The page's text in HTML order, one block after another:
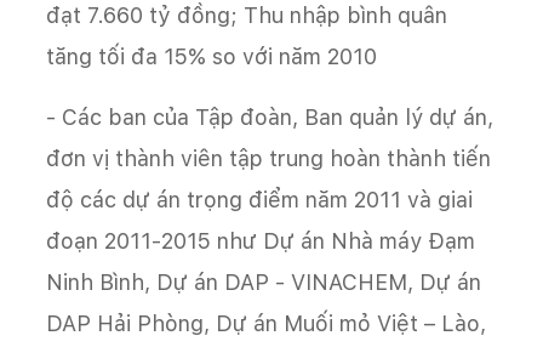
đạt 7.660 tỷ đồng; Thu nhập bình quân
tăng tối đa 15% so với năm 2010
- Các ban của Tập đoàn, Ban quản lý dự án,
đơn vị thành viên tập trung hoàn thành tiến
độ các dự án trọng điểm năm 2011 và giai
đoạn 2011-2015 như Dự án Nhà máy Đạm
Ninh Bình, Dự án DAP - VINACHEM, Dự án
DAP Hải Phòng, Dự án Muối mỏ Việt – Lào,